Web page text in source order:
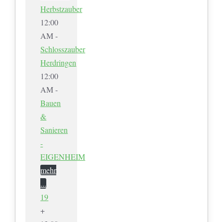
Herbstzauber
12:00
AM -
Schlosszauber
Herdringen
12:00
AM -
Bauen
&
Sanieren
-
EIGENHEIM
mehr
...
19
+